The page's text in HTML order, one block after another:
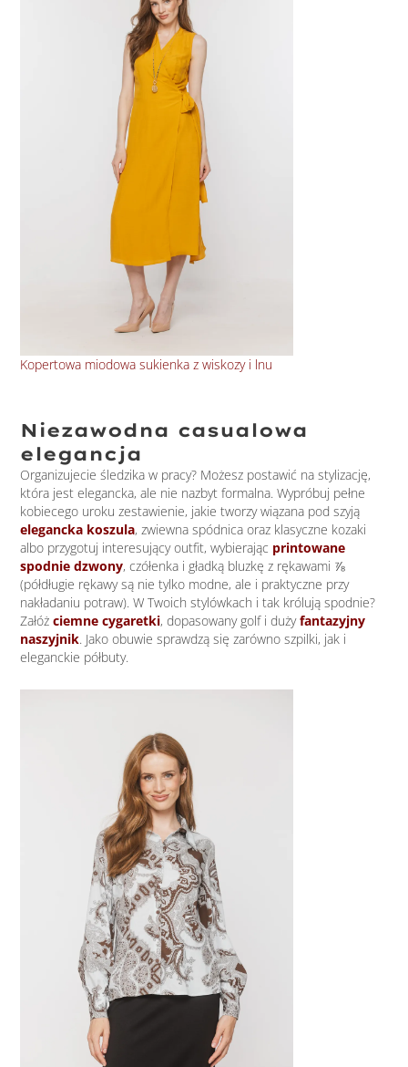
Kopertowa miodowa sukienka z wiskozy i lnu
Niezawodna casualowa
elegancja
Organizujecie śledzika w pracy? Możesz postawić na stylizację,
która jest elegancka, ale nie nazbyt formalna. Wypróbuj pełne
kobiecego uroku zestawienie, jakie tworzy wiązana pod szyją
elegancka koszula, zwiewna spódnica oraz klasyczne kozaki
albo przygotuj interesujący outfit, wybierając printowane
spodnie dzwony, czółenka i gładką bluzkę z rękawami ⅞
(półdługie rękawy są nie tylko modne, ale i praktyczne przy
nakładaniu potraw). W Twoich stylówkach i tak królują spodnie?
Załóżciemne cygaretki, dopasowany golf i dużyfantazyjny
naszyjnik. Jako obuwie sprawdzą się zarówno szpilki, jak i
eleganckie półbuty.